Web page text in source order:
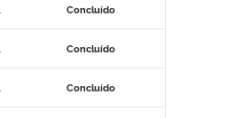
Concluído
Concluído
Concluído